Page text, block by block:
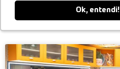
Ok, entendi!
Ok, entendi!